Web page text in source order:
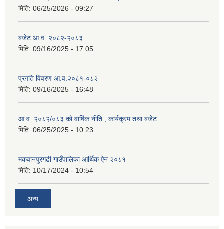
मिति: 06/25/2026 - 09:27
बजेट आ.व. २०८२-२०८३
मिति: 09/16/2025 - 17:05
प्रगति विवरण आ.व.२०८१-०८२
मिति: 09/16/2025 - 16:48
आ.व. २०८२/०८३ को वार्षिक नीति , कार्यक्रम तथा बजेट
मिति: 06/25/2025 - 10:23
मकवानपुरगढी गाउँपालिका आर्थिक ‌‌‌ऐन २०८१
मिति: 10/17/2024 - 10:54
अन्य